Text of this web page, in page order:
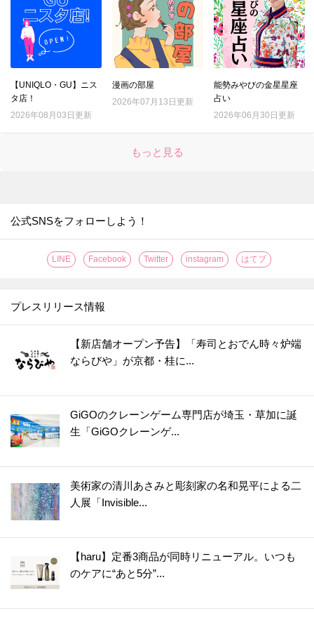
【UNIQLO・GU】ニス
タ店！
2026年08月03日更新
漫画の部屋
2026年07月13日更新
能勢みやびの金星星座
占い
2026年06月30日更新
もっと見る
公式SNSをフォローしよう！
LINE Facebook Twitter instagram はてブ
プレスリリース情報
【新店舗オープン予告】「寿司とおでん時々炉端
ならびや」が京都・桂に...
GiGOのクレーンゲーム専門店が埼玉・草加に誕
生「GiGOクレーンゲ...
美術家の清川あさみと彫刻家の名和晃平による二
人展「Invisible...
【haru】定番3商品が同時リニューアル。いつも
のケアに“あと5分”...